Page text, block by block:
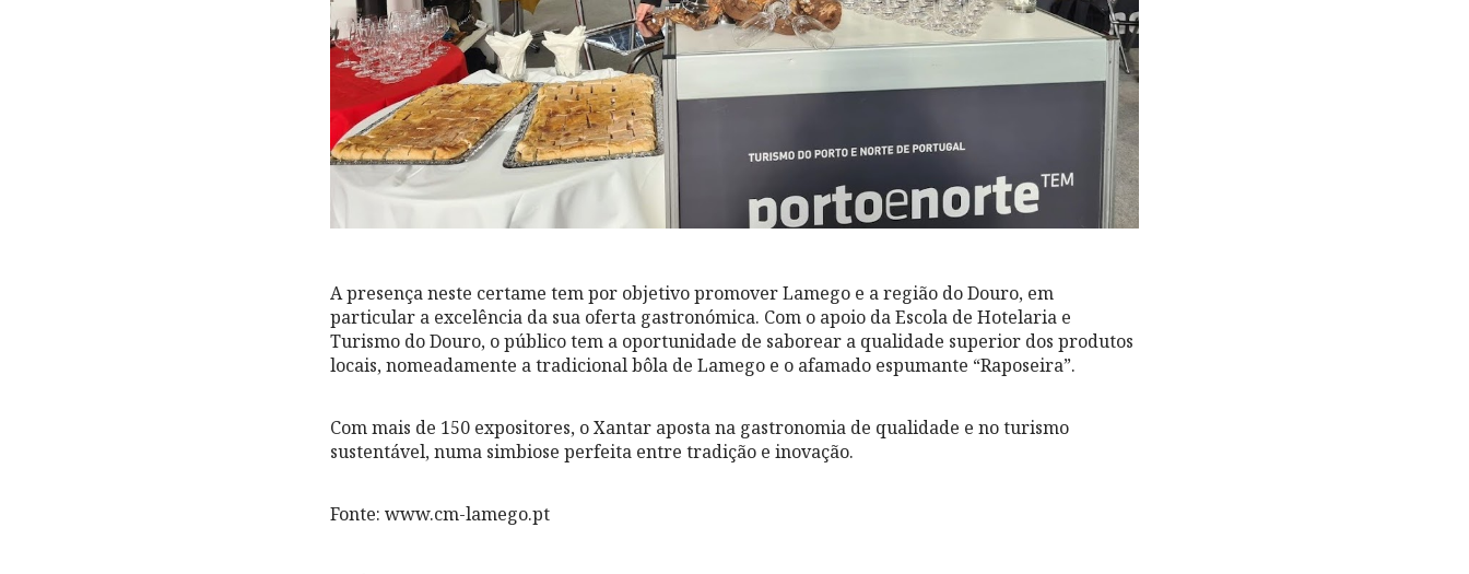
A presença neste certame tem por objetivo promover Lamego e a região do Douro, em
particular a excelência da sua oferta gastronómica. Com o apoio da Escola de Hotelaria e
Turismo do Douro, o público tem a oportunidade de saborear a qualidade superior dos produtos
locais, nomeadamente a tradicional bôla de Lamego e o afamado espumante “Raposeira”.
Com mais de 150 expositores, o Xantar aposta na gastronomia de qualidade e no turismo
sustentável, numa simbiose perfeita entre tradição e inovação.
Fonte: www.cm-lamego.pt